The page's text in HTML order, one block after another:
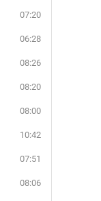
07:20
06:28
08:26
08:20
08:00
10:42
07:51
08:06